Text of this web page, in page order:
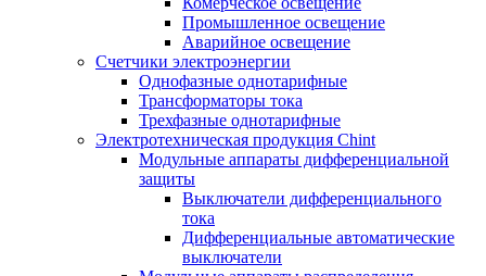
Промышленное освещение
Аварийное освещение
Счетчики электроэнергии
Однофазные однотарифные
Трансформаторы тока
Трехфазные однотарифные
Электротехническая продукция Chint
Модульные аппараты дифференциальной
защиты
Выключатели дифференциального
тока
Дифференциальные автоматические
выключатели